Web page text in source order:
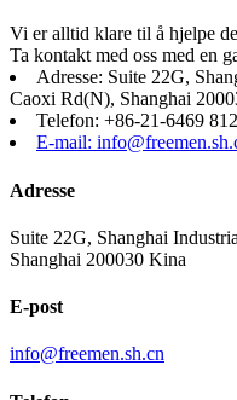
Vi er alltid klare til å hjelpe
Ta kontakt med oss ​​med en
Adresse: Suite 22G,
Caoxi Rd(N), Shanghai
Telefon: +86-21-6469
E-mail:
Adresse
Suite 22G, Shanghai
Shanghai 200030 Kina
E-post
info@freemen.sh.cn